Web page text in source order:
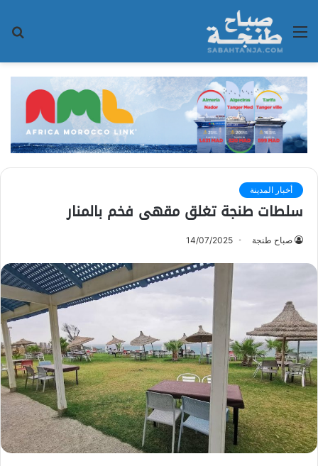
القائمة
أخبار المدينة
سلطات طنجة تغلق مقهى فخم بالمنار
صباح طنجة 14/07/2025